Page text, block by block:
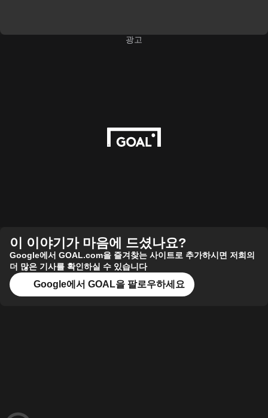
광고
이 이야기가 마음에 드셨나요?
Google에서 GOAL.com을 즐겨찾는 사이트로 추가하시면 저희의
더 많은 기사를 확인하실 수 있습니다
Google에서 GOAL을 팔로우하세요